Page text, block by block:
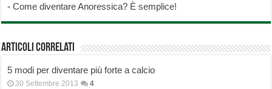
-Come diventare Anoressica? È semplice!
Articoli correlati
5 modi per diventare più forte a calcio
30 Settembre 2013 4